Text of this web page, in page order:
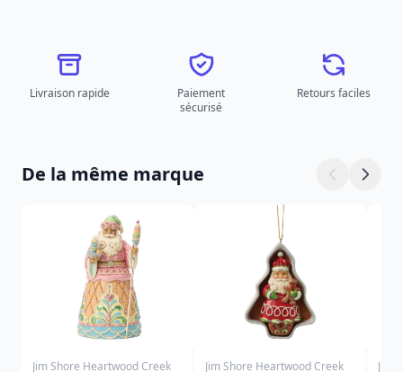
Livraison rapide
Paiement
sécurisé
Retours faciles
De la même marque
Jim Shore Heartwood Creek Jim Shore Heartwood Creek Jim